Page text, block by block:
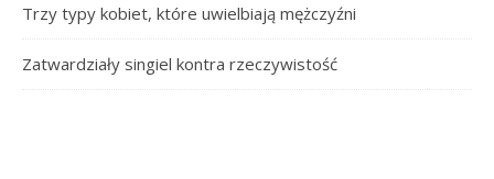
Trzy typy kobiet, które uwielbiają mężczyźni
Zatwardziały singiel kontra rzeczywistość